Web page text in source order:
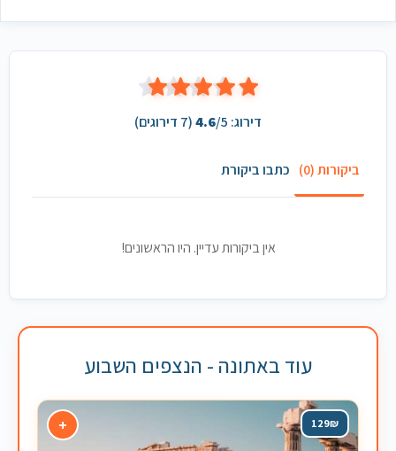
דירוג: 4.6/5 (
7 דירוגים)
ביקורות (0) כתבו ביקורת
אין ביקורות עדיין. היו הראשונים!
עוד באתונה - הנצפים השבוע
+ 129₪